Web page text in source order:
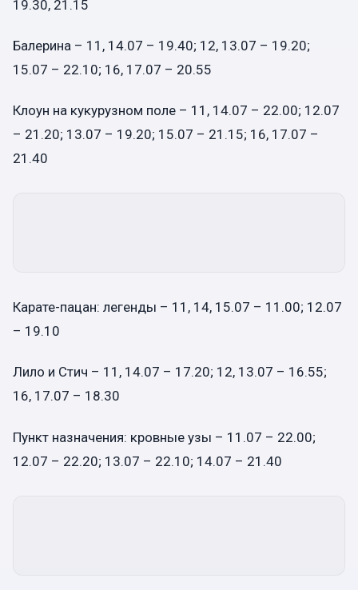
19.30, 21.15
Балерина – 11, 14.07 – 19.40; 12, 13.07 – 19.20;
15.07 – 22.10; 16, 17.07 – 20.55
Клоун на кукурузном поле – 11, 14.07 – 22.00; 12.07
– 21.20; 13.07 – 19.20; 15.07 – 21.15; 16, 17.07 –
21.40
Карате-пацан: легенды – 11, 14, 15.07 – 11.00; 12.07
– 19.10
Лило и Стич – 11, 14.07 – 17.20; 12, 13.07 – 16.55;
16, 17.07 – 18.30
Пункт назначения: кровные узы – 11.07 – 22.00;
12.07 – 22.20; 13.07 – 22.10; 14.07 – 21.40